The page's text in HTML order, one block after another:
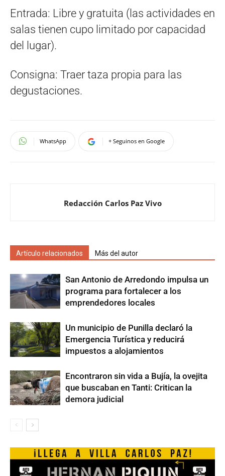
Entrada: Libre y gratuita (las actividades en
salas tienen cupo limitado por capacidad
del lugar).
Consigna: Traer taza propia para las
degustaciones.
WhatsApp + Seguinos en Google
Redacción Carlos Paz Vivo
Artículo relacionados Más del autor
San Antonio de Arredondo impulsa un
programa para fortalecer a los
emprendedores locales
Un municipio de Punilla declaró la
Emergencia Turística y reducirá
impuestos a alojamientos
Encontraron sin vida a Bujía, la ovejita
que buscaban en Tanti: Critican la
demora judicial